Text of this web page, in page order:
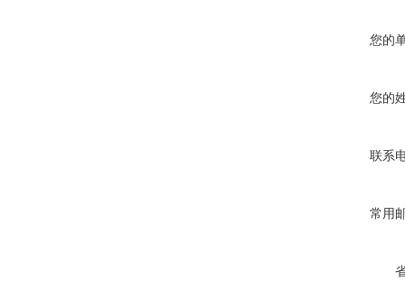
您的
您的
联系
常用